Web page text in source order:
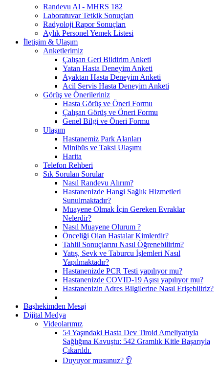
Randevu Al - MHRS 182
Laboratuvar Tetkik Sonuçları
Radyoloji Rapor Sonuçları
Aylık Personel Yemek Listesi
İletişim & Ulaşım
Anketlerimiz
Çalışan Geri Bildirim Anketi
Yatan Hasta Deneyim Anketi
Ayaktan Hasta Deneyim Anketi
Acil Servis Hasta Deneyim Anketi
Görüş ve Önerileriniz
Hasta Görüş ve Öneri Formu
Çalışan Görüş ve Öneri Formu
Genel Bilgi ve Öneri Formu
Ulaşım
Hastanemiz Park Alanları
Minibüs ve Taksi Ulaşımı
Harita
Telefon Rehberi
Sık Sorulan Sorular
Nasıl Randevu Alırım?
Hastanenizde Hangi Sağlık Hizmetleri
Sunulmaktadır?
Muayene Olmak İçin Gereken Evraklar
Nelerdir?
Nasıl Muayene Olurum ?
Önceliği Olan Hastalar Kimlerdir?
Tahlil Sonuçlarını Nasıl Öğrenebilirim?
Yatış, Sevk ve Taburcu İşlemleri Nasıl
Yapılmaktadır?
Hastanenizde PCR Testi yapılıyor mu?
Hastanenizde COVID-19 Aşısı yapılıyor mu?
Hastanenizin Adres Bilgilerine Nasıl Erişebiliriz?
Başhekimden Mesaj
Dijital Medya
Videolarımız
54 Yaşındaki Hasta Dev Tiroid Ameliyatıyla
Sağlığına Kavuştu: 542 Gramlık Kitle Başarıyla
Çıkarıldı.
Duyuyor musunuz? 👂